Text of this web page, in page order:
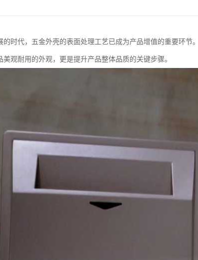
时代，五金外壳的表面处理工艺已成为产品增值的重要环节。
美观耐用的外观，更是提升产品整体品质的关键步骤。